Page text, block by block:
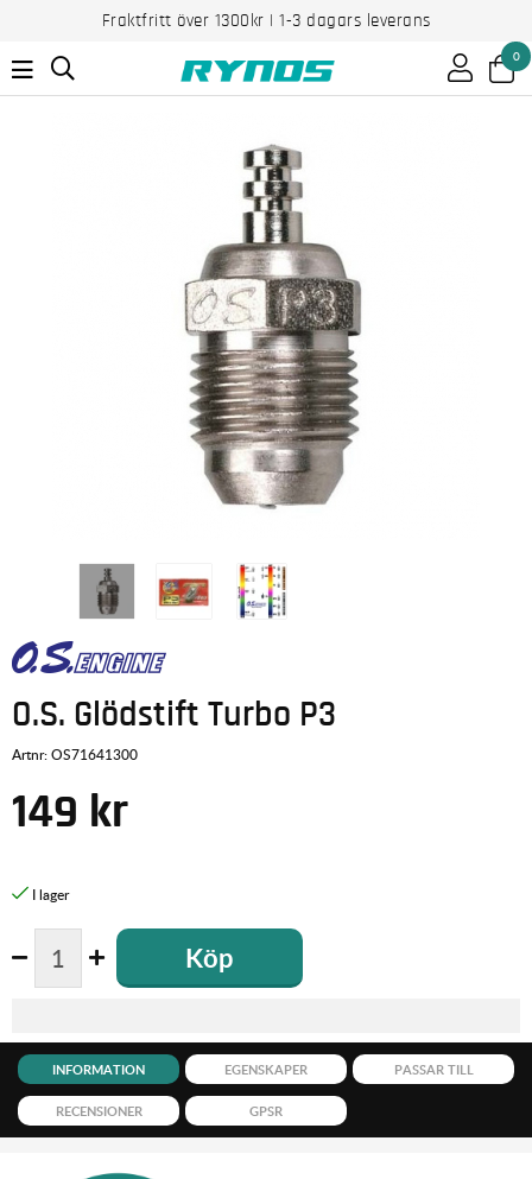
Fraktfritt över 1300kr | 1-3 dagars leverans
0
O.S. Glödstift Turbo P3
Artnr:OS71641300
149 kr
Köp
INFORMATION EGENSKAPER PASSAR TILL
RECENSIONER GPSR